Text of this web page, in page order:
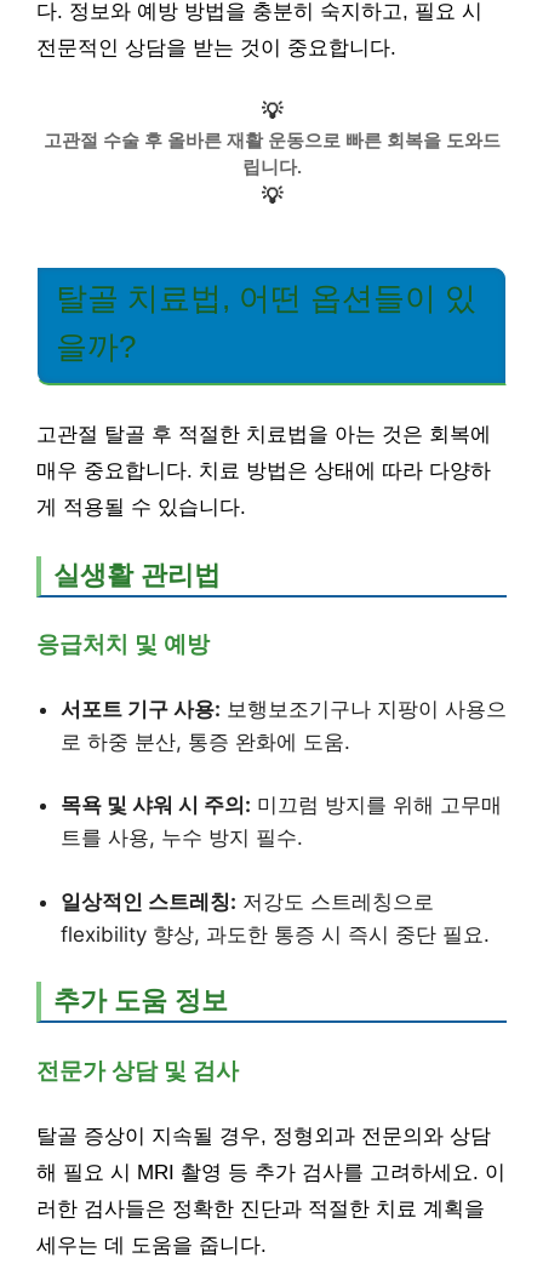
다. 정보와 예방 방법을 충분히 숙지하고, 필요 시
전문적인 상담을 받는 것이 중요합니다.
💡
고관절 수술 후 올바른 재활 운동으로 빠른 회복을 도와드
립니다.
💡
탈골 치료법, 어떤 옵션들이 있
을까?
고관절 탈골 후 적절한 치료법을 아는 것은 회복에
매우 중요합니다. 치료 방법은 상태에 따라 다양하
게 적용될 수 있습니다.
실생활 관리법
응급처치 및 예방
서포트 기구 사용: 보행보조기구나 지팡이 사용으
로 하중 분산, 통증 완화에 도움.
목욕 및 샤워 시 주의: 미끄럼 방지를 위해 고무매
트를 사용, 누수 방지 필수.
일상적인 스트레칭: 저강도 스트레칭으로
flexibility 향상, 과도한 통증 시 즉시 중단 필요.
추가 도움 정보
전문가 상담 및 검사
탈골 증상이 지속될 경우, 정형외과 전문의와 상담
해 필요 시 MRI 촬영 등 추가 검사를 고려하세요. 이
러한 검사들은 정확한 진단과 적절한 치료 계획을
세우는 데 도움을 줍니다.